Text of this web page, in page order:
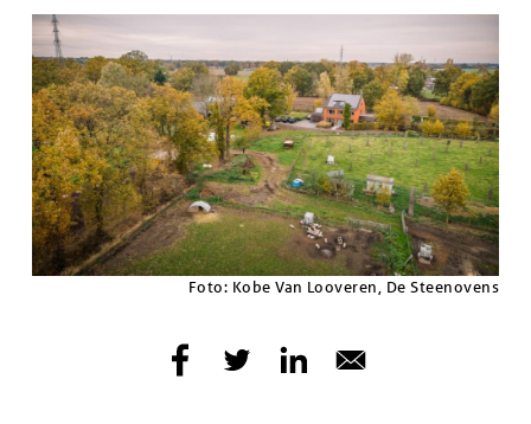
Afbeelding
Afbeelding
Foto: Kobe Van Looveren, De Steenovens